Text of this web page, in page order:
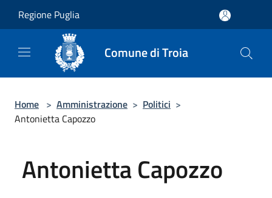
Regione Puglia
Comune di Troia
Home > Amministrazione > Politici >
Antonietta Capozzo
Antonietta Capozzo